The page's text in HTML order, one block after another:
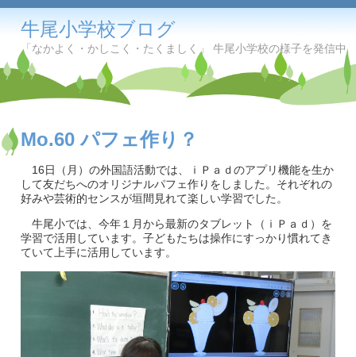
牛尾小学校ブログ
「なかよく・かしこく・たくましく」 牛尾小学校の様子を発信中
Mo.60 パフェ作り？
16日（月）の外国語活動では、ｉＰａｄのアプリ機能を生か
して友だちへのオリジナルパフェ作りをしました。それぞれの
好みや芸術的センスが垣間見れて楽しい学習でした。
牛尾小では、今年１月から最新のタブレット（ｉＰａｄ）を
学習で活用しています。子どもたちは操作にすっかり慣れてき
ていて上手に活用しています。